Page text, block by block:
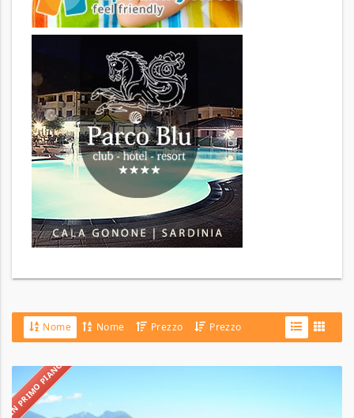
Nome Nome Prezzo Prezzo
IN PRIMO PIANO
Gabbiano